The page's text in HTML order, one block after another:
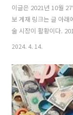
이글은 2021년 10월
보 게재 링크는 글 아래
술 시장이 활황이다.
이었으나 부산 대표 아
일 까지 열렸는데 올해
다. VIP 티켓이 30만원
상황으로 지난번 보다
날 350억원의 매출을
지금 한국 미술 시장의
2024. 4. 14.